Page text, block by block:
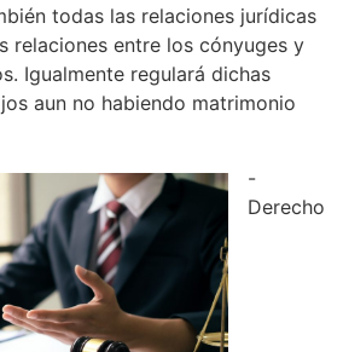
todas las relaciones jurídicas
relaciones entre los cónyuges y
Igualmente regulará dichas
aun no habiendo matrimonio
-
Derecho